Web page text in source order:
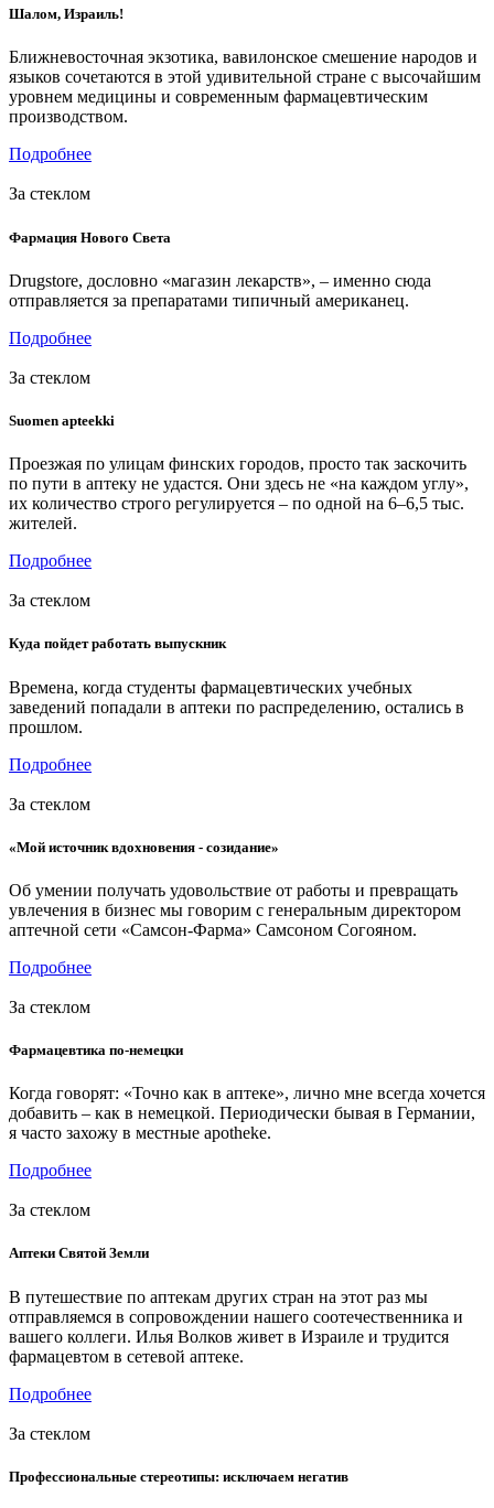
Шалом, Израиль!
Ближневосточная экзотика, вавилонское смешение народов и
языков сочетаются в этой удивительной стране с высочайшим
уровнем медицины и современным фармацевтическим
производством.
Подробнее
За стеклом
Фармация Нового Света
Drugstore, дословно «магазин лекарств», – именно сюда
отправляется за препаратами типичный американец.
Подробнее
За стеклом
Suomen apteekki
Проезжая по улицам финских городов, просто так заскочить
по пути в аптеку не удастся. Они здесь не «на каждом углу»,
их количество строго регулируется – по одной на 6–6,5 тыс.
жителей.
Подробнее
За стеклом
Куда пойдет работать выпускник
Времена, когда студенты фармацевтических учебных
заведений попадали в аптеки по распределению, остались в
прошлом.
Подробнее
За стеклом
«Мой источник вдохновения - созидание»
Об умении получать удовольствие от работы и превращать
увлечения в бизнес мы говорим с генеральным директором
аптечной сети «Самсон-Фарма» Самсоном Согояном.
Подробнее
За стеклом
Фармацевтика по-немецки
Когда говорят: «Точно как в аптеке», лично мне всегда хочется
добавить – как в немецкой. Периодически бывая в Германии,
я часто захожу в местные apotheke.
Подробнее
За стеклом
Аптеки Святой Земли
В путешествие по аптекам других стран на этот раз мы
отправляемся в сопровождении нашего соотечественника и
вашего коллеги. Илья Волков живет в Израиле и трудится
фармацевтом в сетевой аптеке.
Подробнее
За стеклом
Профессиональные стереотипы: исключаем негатив